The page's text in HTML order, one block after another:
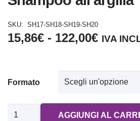
SKU: SH17-SH18-SH19-SH20
15,86€ - 122,00€Fascia
prezzo:
da
a
IVA
Formato
Shampoo
AGGIUNGI AL